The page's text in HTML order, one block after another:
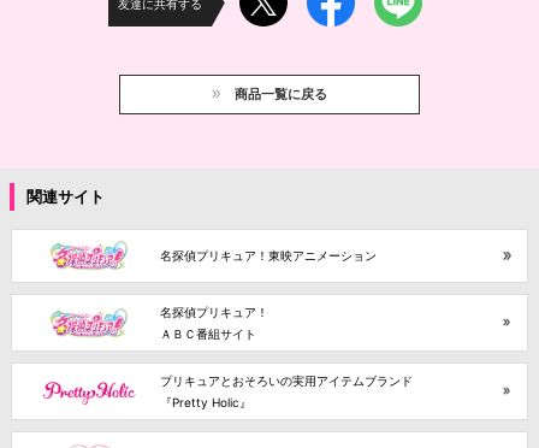
友達に共有する
商品一覧に戻る
関連サイト
名探偵プリキュア！東映アニメーション
名探偵プリキュア！
ＡＢＣ番組サイト
プリキュアとおそろいの実用アイテムブランド
『Pretty Holic』